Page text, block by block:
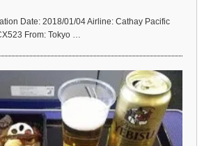
Date: 2018/01/04 Airline: Cathay Pacific
From: Tokyo …